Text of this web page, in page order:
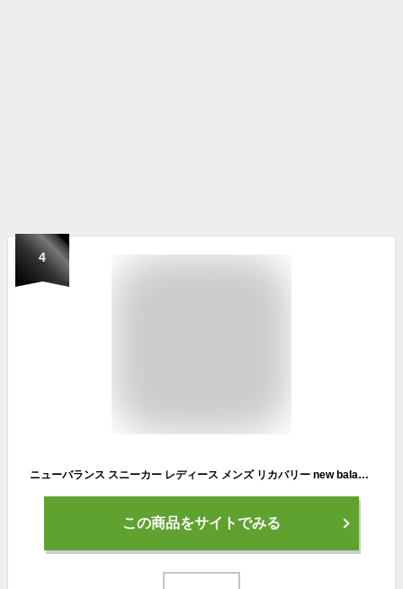
4
ニューバランス スニーカー レディース メンズ リカバリー new balance フレッシュフォーム Fresh Foam RCVRY ブラック グレー ネイビー NB
この商品をサイトでみる